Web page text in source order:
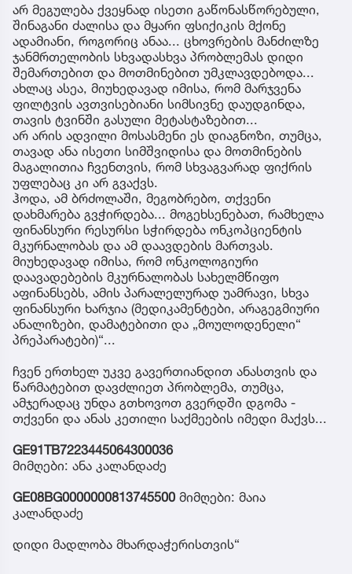
არ მეგულება ქვეყნად ისეთი გაწონასწორებული,
შინაგანი ძალისა და მყარი ფსიქიკის მქონე
ადამიანი, როგორიც ანაა... ცხოვრების მანძილზე
ჯანმრთელობის სხვადასხვა პრობლემას დიდი
შემართებით და მოთმინებით უმკლავდებოდა...
ახლაც ასეა, მიუხედავად იმისა, რომ მარჯვენა
ფილტვის ავთვისებიანი სიმსივნე დაუდგინდა,
თავის ტვინში გასული მეტასტაზებით...
არ არის ადვილი მოსასმენი ეს დიაგნოზი, თუმცა,
თავად ანა ისეთი სიმშვიდისა და მოთმინების
მაგალითია ჩვენთვის, რომ სხვაგვარად ფიქრის
უფლებაც კი არ გვაქვს.
ჰოდა, ამ ბრძოლაში, მეგობრებო, თქვენი
დახმარება გვჭირდება... მოგეხსენებათ, რამხელა
ფინანსური რესურსი სჭირდება ონკოპციენტის
მკურნალობას და ამ დაავდების მართვას.
მიუხედავად იმისა, რომ ონკოლოგიური
დაავადებების მკურნალობას სახელმწიფო
აფინანსებს, ამის პარალელურად უამრავი, სხვა
ფინანსური ხარჯია (მედიკამენტები, არაგეგმიური
ანალიზები, დამატებითი და „მოულოდენელი“
პრეპარატები)“...
ჩვენ ერთხელ უკვე გავერთიანდით ანასთვის და
წარმატებით დავძლიეთ პრობლემა, თუმცა,
ამჯერადაც უნდა გთხოვოთ გვერდში დგომა -
თქვენი და ანას კეთილი საქმეების იმედი მაქვს...
GE91TB7223445064300036
მიმღები: ანა კალანდაძე
GE08BG0000000813745500 მიმღები: მაია
კალანდაძე
დიდი მადლობა მხარდაჭერისთვის“